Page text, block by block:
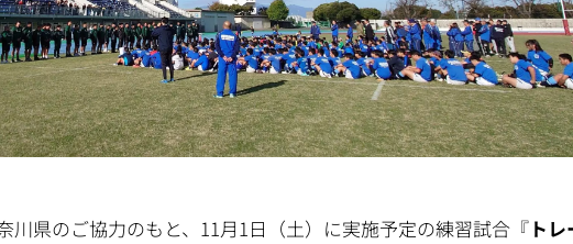
県のご協力のもと、11月1日（土）に実施予定の練習試合『 ト